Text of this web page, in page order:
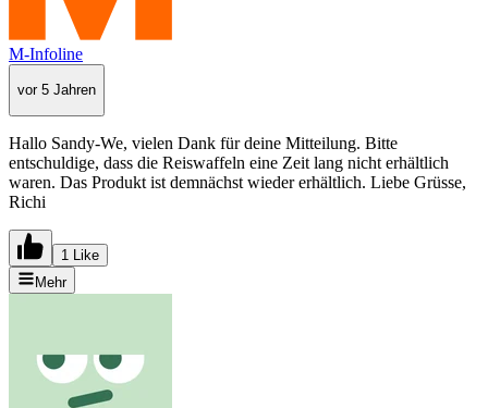
M-Infoline
vor 5 Jahren
Hallo Sandy-We, vielen Dank für deine Mitteilung. Bitte
entschuldige, dass die Reiswaffeln eine Zeit lang nicht erhältlich
waren. Das Produkt ist demnächst wieder erhältlich. Liebe Grüsse,
Richi
1 Like
Mehr